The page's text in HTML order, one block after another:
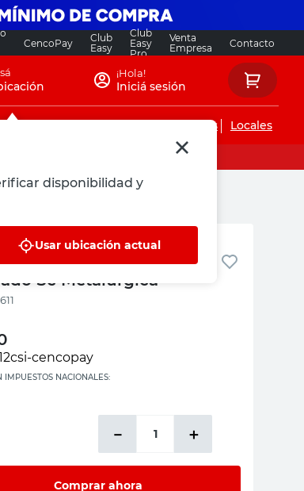
CencoPay
Club
Easy
Club
Easy
Pro
Venta
Empresa
Contacto
disponibilidad y
Usar ubicación actual
¡Hola!
Iniciá sesión
Servicios de instalaciones Locales
Acero 8x128 Mm
Sc Metalurgica
IMPUESTOS NACIONALES:
＋
－
Comprar ahora